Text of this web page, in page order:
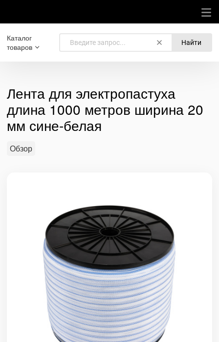
Каталог
товаров
Найти
Лента для электропастуха
длина 1000 метров ширина 20
мм сине-белая
Обзор